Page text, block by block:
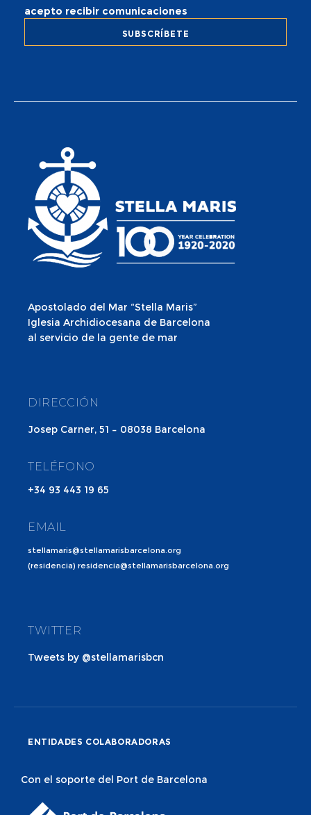
acepto recibir comunicaciones
Apostolado del Mar “Stella Maris”
Iglesia Archidiocesana de Barcelona
al servicio de la gente de mar
DIRECCIÓN
Josep Carner, 51 – 08038 Barcelona
TELÉFONO
+34 93 443 19 65
EMAIL
stellamaris@stellamarisbarcelona.org
(residencia) residencia@stellamarisbarcelona.org
TWITTER
Tweets by @stellamarisbcn
ENTIDADES COLABORADORAS
Con el soporte del Port de Barcelona